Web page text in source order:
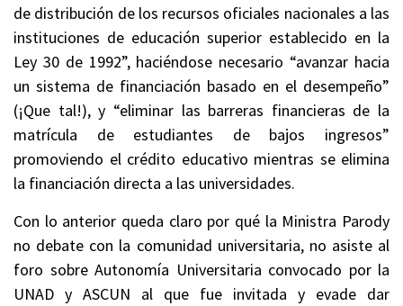
de distribución de los recursos oficiales nacionales a las
instituciones de educación superior establecido en la
Ley 30 de 1992”, haciéndose necesario “avanzar hacia
un sistema de financiación basado en el desempeño”
(¡Que tal!), y “eliminar las barreras financieras de la
matrícula de estudiantes de bajos ingresos”
promoviendo el crédito educativo mientras se elimina
la financiación directa a las universidades.
Con lo anterior queda claro por qué la Ministra Parody
no debate con la comunidad universitaria, no asiste al
foro sobre Autonomía Universitaria convocado por la
UNAD y ASCUN al que fue invitada y evade dar